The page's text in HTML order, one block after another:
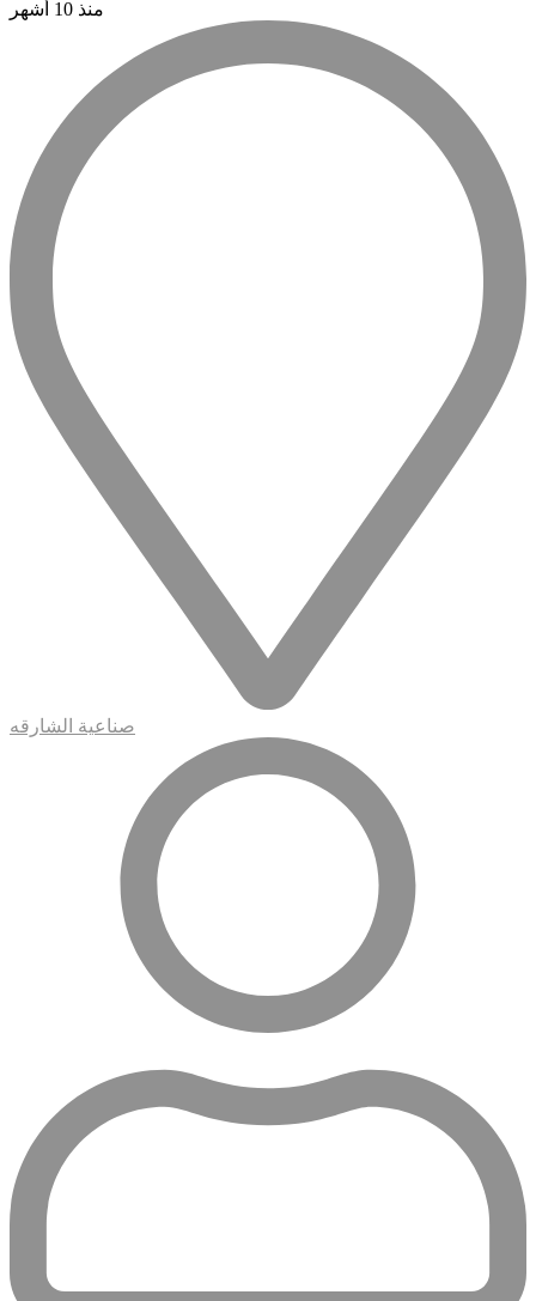
منذ 10 أشهر
صناعية الشارقه